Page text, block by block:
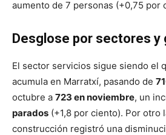
aumento de 7 personas (+0,75 por
Desglose por sectores y
El sector servicios sigue siendo el
acumula en Marratxí, pasando de
octubre a 723 en noviembre, un
parados (+1,8 por ciento). Por otro
construcción registró una